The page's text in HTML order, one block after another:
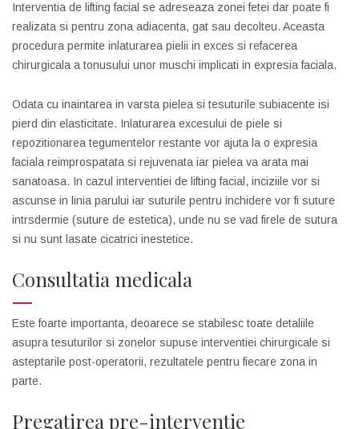
Interventia de lifting facial se adreseaza zonei fetei dar poate fi
realizata si pentru zona adiacenta, gat sau decolteu. Aceasta
procedura permite inlaturarea pielii in exces si refacerea
chirurgicala a tonusului unor muschi implicati in expresia faciala.
Odata cu inaintarea in varsta pielea si tesuturile subiacente isi
pierd din elasticitate. Inlaturarea excesului de piele si
repozitionarea tegumentelor restante vor ajuta la o expresia
faciala reimprospatata si rejuvenata iar pielea va arata mai
sanatoasa. In cazul interventiei de lifting facial, inciziile vor si
ascunse in linia parului iar suturile pentru inchidere vor fi suture
intrsdermie (suture de estetica), unde nu se vad firele de sutura
si nu sunt lasate cicatrici inestetice.
Consultatia medicala
Este foarte importanta, deoarece se stabilesc toate detaliile
asupra tesuturilor si zonelor supuse interventiei chirurgicale si
asteptarile post-operatorii, rezultatele pentru fiecare zona in
parte.
Pregatirea pre-interventie